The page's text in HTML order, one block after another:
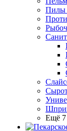
Пилы
Ещё 7